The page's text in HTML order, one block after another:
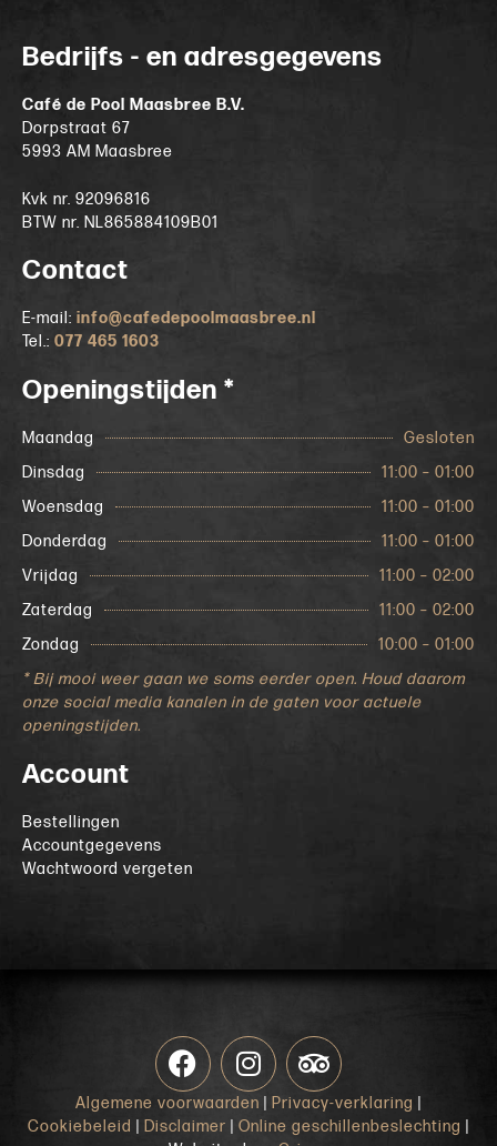
Bedrijfs - en adresgegevens
Café de Pool Maasbree B.V.
Dorpstraat 67
5993 AM Maasbree
Kvk nr. 92096816
BTW nr. NL865884109B01
Contact
E-mail: info@cafedepoolmaasbree.nl
Tel.: 077 465 1603
Openingstijden *
Maandag
Gesloten
Dinsdag
11:00 – 01:00
Woensdag
11:00 – 01:00
Donderdag
11:00 – 01:00
Vrijdag
11:00 – 02:00
Zaterdag
11:00 – 02:00
Zondag
10:00 – 01:00
* Bij mooi weer gaan we soms eerder open. Houd daarom
onze social media kanalen in de gaten voor actuele
openingstijden.
Account
Bestellingen
Accountgegevens
Wachtwoord vergeten
Algemene voorwaarden Privacy-verklaring
Cookiebeleid
Disclaimer Online geschillenbeslechting